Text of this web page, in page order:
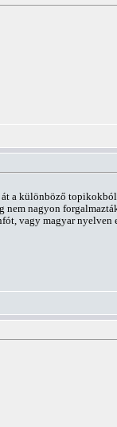
a különböző
nagyon
vagy magyar